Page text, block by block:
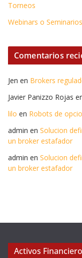
Torneos
Webinars o Seminarios
Comentarios
Jen en Brokers
Javier Panizzo Rojas
lilo en Robots de
admin en Solucion
un broker estafador
admin en Solucion
un broker estafador
Activos